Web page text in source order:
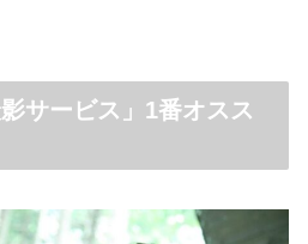
サービス」1番オスス